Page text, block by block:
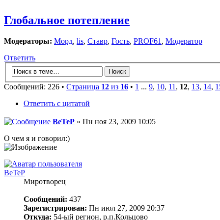
Глобальное потепление
Модераторы: Морд, lis, Ставр, Гость, PROF61 , Модератор
Ответить
Сообщений: 226 • Страница 12 из 16 • 1 ... 9, 10, 11 , 12, 13, 14,
Ответить с цитатой
BeTeP » Пн ноя 23, 2009 10:05
О чем я и говорил:)
BeTeP
Миротворец
Сообщений: 437
Зарегистрирован: Пн июл 27, 2009 20:37
Откуда: 54-ый регион, р.п.Кольцово